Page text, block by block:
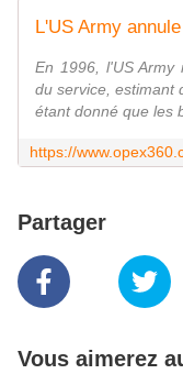
En 1996, l'US Army
du service, estimant
étant donné que les
Partager
Vous aimerez